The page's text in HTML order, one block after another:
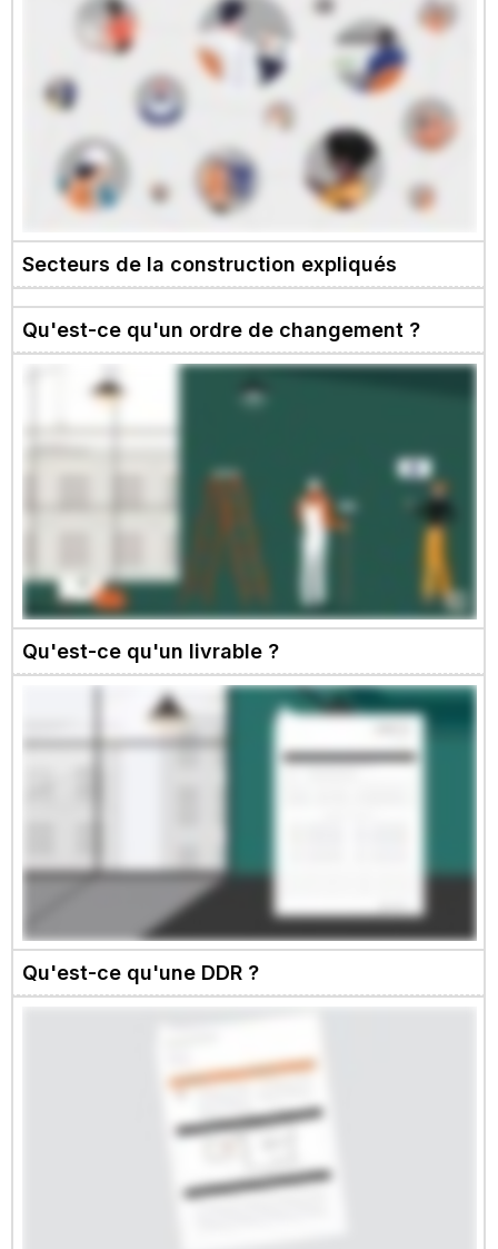
Secteurs de la construction expliqués
Qu'est-ce qu'un ordre de changement ?
Qu'est-ce qu'un livrable ?
Qu'est-ce qu'une DDR ?